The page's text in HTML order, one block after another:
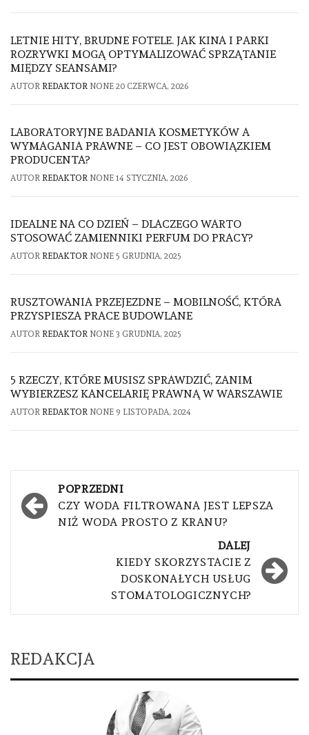
LETNIE HITY, BRUDNE FOTELE. JAK KINA I PARKI
ROZRYWKI MOGĄ OPTYMALIZOWAĆ SPRZĄTANIE
MIĘDZY SEANSAMI?
AUTOR REDAKTOR NONE 20 CZERWCA, 2026
LABORATORYJNE BADANIA KOSMETYKÓW A
WYMAGANIA PRAWNE – CO JEST OBOWIĄZKIEM
PRODUCENTA?
AUTOR REDAKTOR NONE 14 STYCZNIA, 2026
IDEALNE NA CO DZIEŃ – DLACZEGO WARTO
STOSOWAĆ ZAMIENNIKI PERFUM DO PRACY?
AUTOR REDAKTOR NONE 5 GRUDNIA, 2025
RUSZTOWANIA PRZEJEZDNE – MOBILNOŚĆ, KTÓRA
PRZYSPIESZA PRACE BUDOWLANE
AUTOR REDAKTOR NONE 3 GRUDNIA, 2025
5 RZECZY, KTÓRE MUSISZ SPRAWDZIĆ, ZANIM
WYBIERZESZ KANCELARIĘ PRAWNĄ W WARSZAWIE
AUTOR REDAKTOR NONE 9 LISTOPADA, 2024
Nawigacja
wpisu
POPRZEDNI
CZY WODA FILTROWANA JEST LEPSZA
NIŻ WODA PROSTO Z KRANU?
DALEJ
KIEDY SKORZYSTACIE Z
DOSKONAŁYCH USŁUG
STOMATOLOGICZNYCH?
REDAKCJA